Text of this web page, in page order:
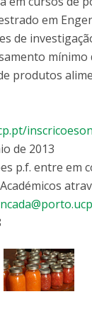
em
de
mínimo
produtos
de 2013
p.f. entre em